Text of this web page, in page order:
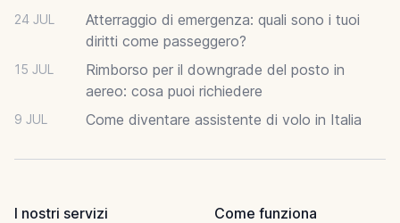
24 JUL
Atterraggio di emergenza: quali sono i tuoi
diritti come passeggero?
15 JUL
Rimborso per il downgrade del posto in
aereo: cosa puoi richiedere
9 JUL Come diventare assistente di volo in Italia
I nostri servizi
Come funziona